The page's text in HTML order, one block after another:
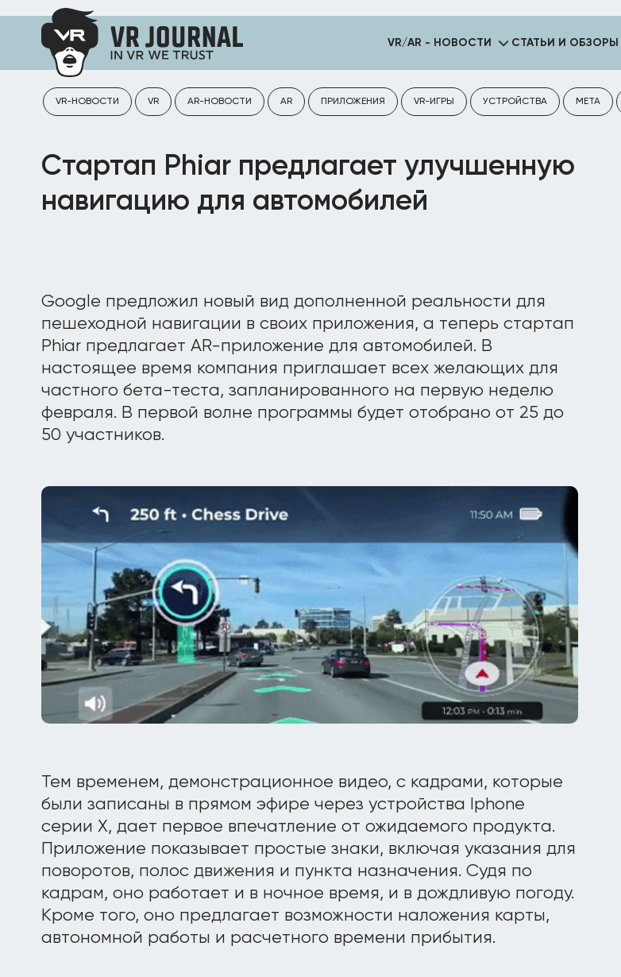
VR/AR - НОВОСТИ СТАТЬИ И ОБЗОРЫ
VR-НОВОСТИ VR AR-НОВОСТИ AR ПРИЛОЖЕНИЯ VR-ИГРЫ УСТРОЙСТВА META
Стартап Phiar предлагает улучшенную
навигацию для автомобилей
Google предложил новый вид дополненной реальности для
пешеходной навигации в своих приложения, а теперь стартап
Phiar предлагает AR-приложение для автомобилей. В
настоящее время компания приглашает всех желающих для
частного бета-теста, запланированного на первую неделю
февраля. В первой волне программы будет отобрано от 25 до
50 участников.
Тем временем, демонстрационное видео, с кадрами, которые
были записаны в прямом эфире через устройства Iphone
серии X, дает первое впечатление от ожидаемого продукта.
Приложение показывает простые знаки, включая указания для
поворотов, полос движения и пункта назначения. Судя по
кадрам, оно работает и в ночное время, и в дождливую погоду.
Кроме того, оно предлагает возможности наложения карты,
автономной работы и расчетного времени прибытия.